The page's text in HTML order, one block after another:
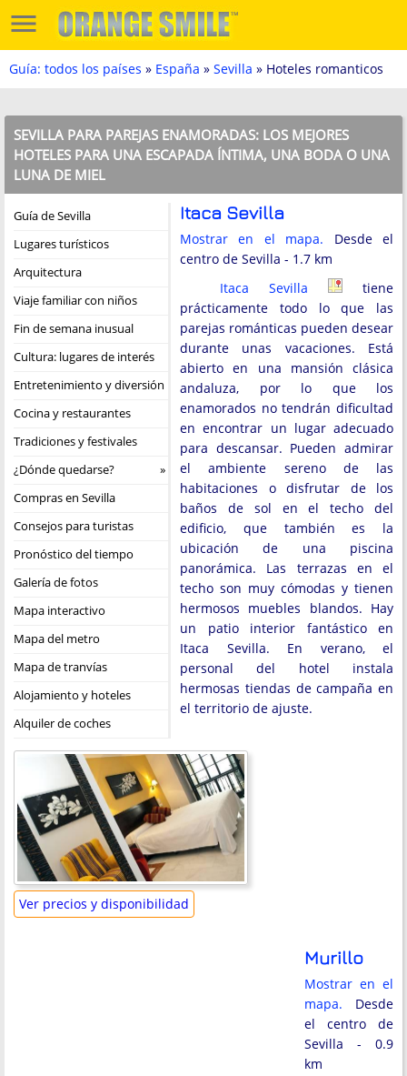
Guía: todos los países » España » Sevilla » Hoteles romanticos
SEVILLA PARA PAREJAS ENAMORADAS: LOS MEJORES
HOTELES PARA UNA ESCAPADA ÍNTIMA, UNA BODA O UNA
LUNA DE MIEL
Guía de Sevilla
Lugares turísticos
Arquitectura
Viaje familiar con niños
Fin de semana inusual
Cultura: lugares de interés
Entretenimiento y diversión
Cocina y restaurantes
Tradiciones y festivales
¿Dónde quedarse?
Compras en Sevilla
Consejos para turistas
Pronóstico del tiempo
Galería de fotos
Mapa interactivo
Mapa del metro
Mapa de tranvías
Alojamiento y hoteles
Alquiler de coches
Itaca Sevilla
Mostrar en el mapa. Desde el
centro de Sevilla - 1.7 km
Itaca Sevilla
tiene
prácticamente todo lo que las
parejas románticas pueden desear
durante unas vacaciones. Está
abierto en una mansión clásica
andaluza, por lo que los
enamorados no tendrán dificultad
en encontrar un lugar adecuado
para descansar. Pueden admirar
el ambiente sereno de las
habitaciones o disfrutar de los
baños de sol en el techo del
edificio, que también es la
ubicación de una piscina
panorámica. Las terrazas en el
techo son muy cómodas y tienen
hermosos muebles blandos. Hay
un patio interior fantástico en
Itaca Sevilla. En verano, el
personal del hotel instala
hermosas tiendas de campaña en
el territorio de ajuste.
Ver precios y disponibilidad
Murillo
Mostrar en el
mapa. Desde
el centro de
Sevilla - 0.9
km